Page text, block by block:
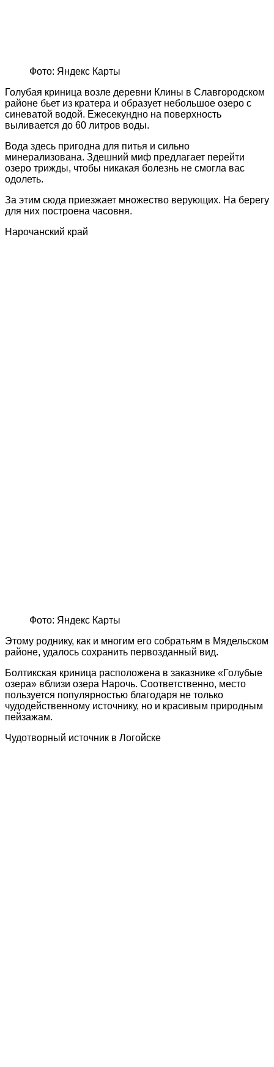
Фото: Яндекс Карты
Голубая криница возле деревни Клины в Славгородском
районе бьет из кратера и образует небольшое озеро с
синеватой водой. Ежесекундно на поверхность
выливается до 60 литров воды.
Вода здесь пригодна для питья и сильно
минерализована. Здешний миф предлагает перейти
озеро трижды, чтобы никакая болезнь не смогла вас
одолеть.
За этим сюда приезжает множество верующих. На берегу
для них построена часовня.
Нарочанский край
Фото: Яндекс Карты
Этому роднику, как и многим его собратьям в Мядельском
районе, удалось сохранить первозданный вид.
Болтикская криница расположена в заказнике «Голубые
озера» вблизи озера Нарочь. Соответственно, место
пользуется популярностью благодаря не только
чудодейственному источнику, но и красивым природным
пейзажам.
Чудотворный источник в Логойске